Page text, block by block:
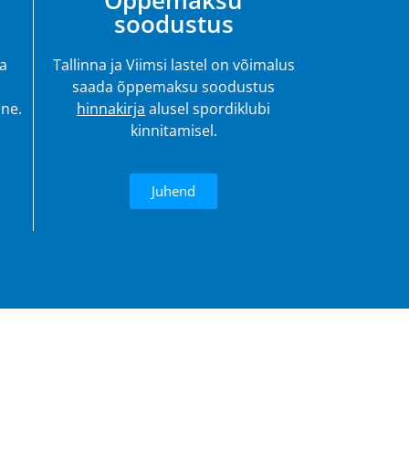
soodustus
Tallinna ja Viimsi lastel on võimalus
saada õppemaksu soodustus
hinnakirja alusel spordiklubi
kinnitamisel.
Juhend